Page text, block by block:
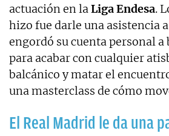
actuación en laLiga Endesa.
hizo fue darle una asistencia
engordó su cuenta personal a
para acabar con cualquier
balcánico y matar el
una masterclass de cómo
El Real Madrid le da una